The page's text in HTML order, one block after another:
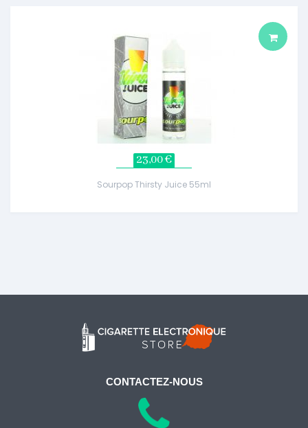
23,00 €
Sourpop Thirsty Juice 55ml
CONTACTEZ-NOUS